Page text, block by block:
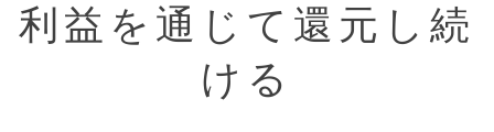
利益を通じて還元し続
ける